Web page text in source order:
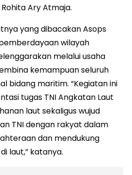
Ary Atmaja.
yang dibacakan Asops
wilayah
melalui usaha
kemampuan seluruh
bidang maritim. “Kegiatan ini
tugas TNI Angkatan Laut
laut sekaligus wujud
TNI dengan rakyat dalam
dan mendukung
laut,” katanya.